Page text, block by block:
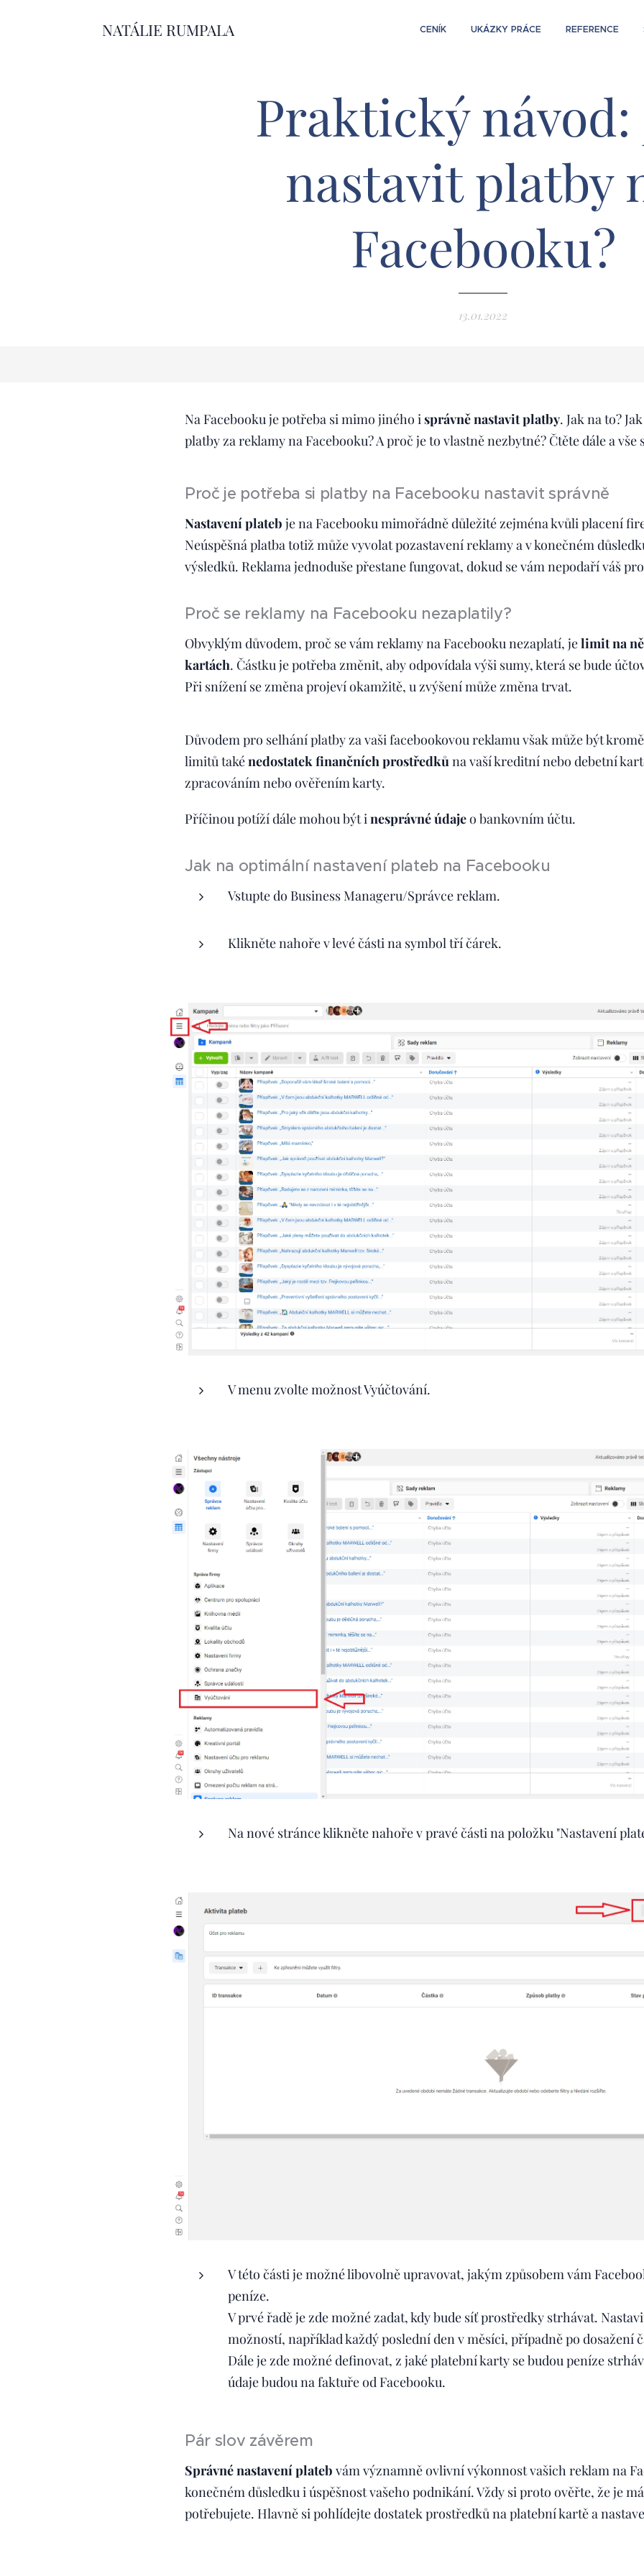
NATÁLIE RUMPALA CENÍK UKÁZKY PRÁCE REFERENCE
Praktický návod:
nastavit platby
Facebooku?
13.01.2022
Na Facebooku je potřeba si mimo jiného isprávně nastavit platby. Jak na to?
platby za reklamy na Facebooku? A proč je to vlastně nezbytné? Čtěte dále a vše
Proč je potřeba si platby na Facebooku nastavit správně
Nastavení plateb je na Facebooku mimořádně důležité zejména kvůli placení
Neúspěšná platba totiž může vyvolat pozastavení reklamy a v konečném
výsledků. Reklama jednoduše přestane fungovat, dokud se vám nepodaří váš
Proč se reklamy na Facebooku nezaplatily?
Obvyklým důvodem, proč se vám reklamy na Facebooku nezaplatí, jelimit na
kartách. Částku je potřeba změnit, aby odpovídala výši sumy, která se bude
Při snížení se změna projeví okamžitě, u zvýšení může změna trvat.
Důvodem pro selhání platby za vaši facebookovou reklamu však může být
limitů takénedostatek finančních prostředkůna vaší kreditní nebo debetní
zpracováním nebo ověřením karty.
Příčinou potíží dále mohou být inesprávné údajeo bankovním účtu.
Jak na optimální nastavení plateb na Facebooku
Vstupte do Business Manageru/Správce reklam.
Klikněte nahoře v levé části na symbol tří čárek.
V menu zvolte možnost Vyúčtování.
Na nové stránce klikněte nahoře v pravé části na položku "Nastavení
V této části je možné libovolně upravovat, jakým způsobem vám
peníze.
V prvé řadě je zde možné zadat, kdy bude síť prostředky strhávat.
možností, například každý poslední den v měsíci, případně po dosažení
Dále je zde možné definovat, z jaké platební karty se budou peníze
údaje budou na faktuře od Facebooku.
Pár slov závěrem
Správné nastavení plateb vám významně ovlivní výkonnost vašich reklam na
konečném důsledku i úspěšnost vašeho podnikání. Vždy si proto ověřte, že je
potřebujete. Hlavně si pohlídejte dostatek prostředků na platební kartě a